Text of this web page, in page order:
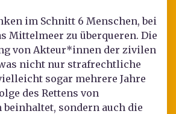
im Schnitt 6 Menschen, bei
Mittelmeer zu überqueren. Die
von Akteur*innen der zivilen
nicht nur strafrechtliche
sogar mehrere Jahre
des Rettens von
beinhaltet, sondern auch die